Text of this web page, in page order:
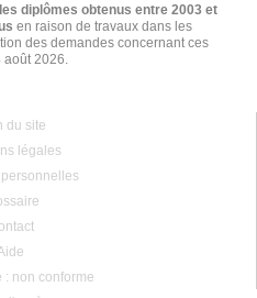
diplômes obtenus entre 2003 et
en raison de travaux dans les
des demandes concernant ces
2026.
du site
légales
: non conforme